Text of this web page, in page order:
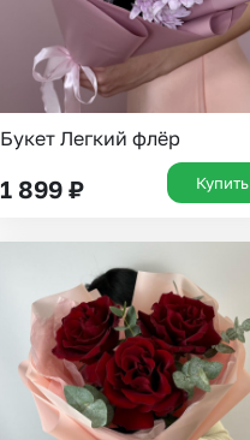
Букет Легкий флёр
1 899 ₽ Купить